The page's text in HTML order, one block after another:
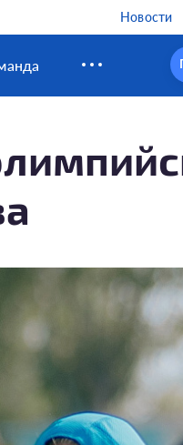
Новости